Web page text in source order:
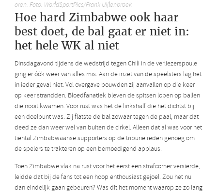
oren. Foto: WorldSportPics/Frank Uijlenbroek
Hoe hard Zimbabwe ook haar
best doet, de bal gaat er niet in:
het hele WK al niet
Dinsdagavond tijdens de wedstrijd tegen Chili in de verliezerspoule
ging er óók weer van alles mis. Aan de inzet van de speelsters lag het
in ieder geval niet. Vol overgave bouwden zij aanvallen op die keer
op keer strandden. Bloedfanatiek bleven de spitsen lopen op ballen
die nooit kwamen. Voor rust was het de linkshalf die het dichtst bij
een doelpunt was. Zij flatste de bal zowaar tegen de paal, maar dat
deed ze dan weer wel van buiten de cirkel. Alleen dat al was voor het
tiental Zimbabwaanse supporters op de tribune reden genoeg om
de spelers te trakteren op een bemoedigend applaus.
Toen Zimbabwe vlak na rust voor het eerst een strafcorner versierde,
leidde dat bij de fans tot een hoop enthousiast gejoel. Zou het nu
dan eindelijk gaan gebeuren? Was dit het moment waarop ze zo lang